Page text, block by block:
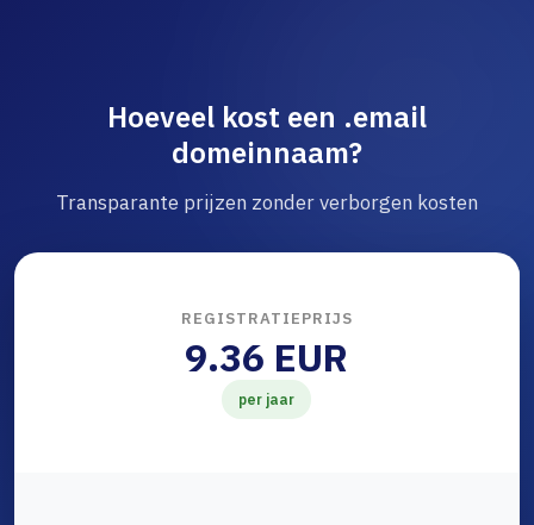
Hoeveel kost een .email
domeinnaam?
Transparante prijzen zonder verborgen kosten
REGISTRATIEPRIJS
9.36 EUR
per jaar